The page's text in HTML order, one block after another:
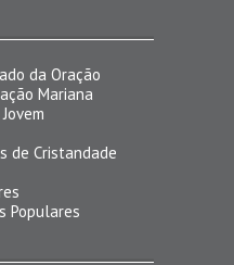
da Oração
Mariana
de Cristandade
Populares